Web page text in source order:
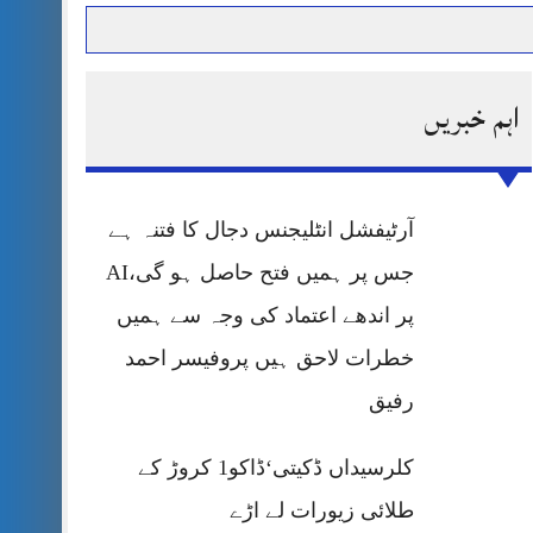
پر قربان
اہم خبریں
آرٹیفشل انٹلیجنس دجال کا فتنہ ہے
جس پر ہمیں فتح حاصل ہو گی،AI
پر اندھے اعتماد کی وجہ سے ہمیں
خطرات لاحق ہیں پروفیسر احمد
رفیق
کلرسیداں ڈکیتی‘ڈاکو1 کروڑ کے
طلائی زیورات لے اڑے